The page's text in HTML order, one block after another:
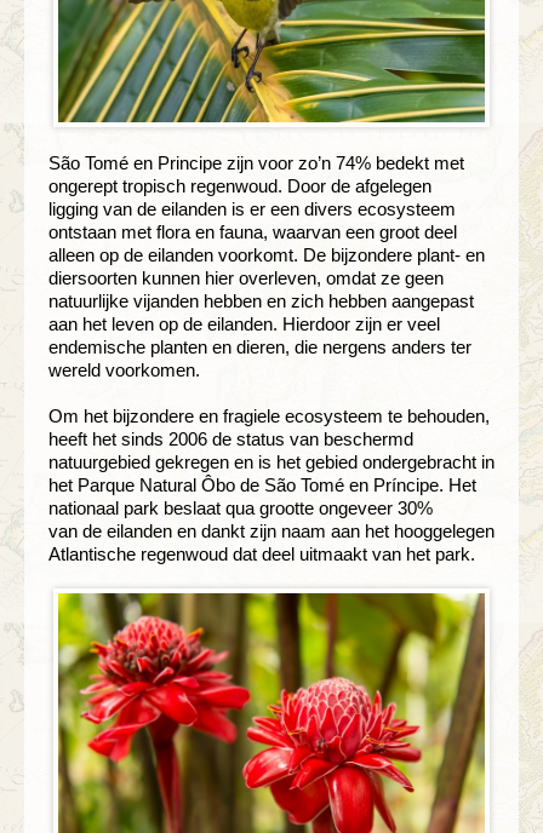
São Tomé en Principe zijn voor zo’n 74% bedekt met
ongerept tropisch regenwoud. Door de afgelegen
ligging van de eilanden is er een divers ecosysteem
ontstaan met flora en fauna, waarvan een groot deel
alleen op de eilanden voorkomt. De bijzondere plant- en
diersoorten kunnen hier overleven, omdat ze geen
natuurlijke vijanden hebben en zich hebben aangepast
aan het leven op de eilanden. Hierdoor zijn er veel
endemische planten en dieren, die nergens anders ter
wereld voorkomen.
Om het bijzondere en fragiele ecosysteem te behouden,
heeft het sinds 2006 de status van beschermd
natuurgebied gekregen en is het gebied ondergebracht in
het Parque Natural Ôbo de São Tomé en Príncipe. Het
nationaal park beslaat qua grootte ongeveer 30%
van de eilanden en dankt zijn naam aan het hooggelegen
Atlantische regenwoud dat deel uitmaakt van het park.